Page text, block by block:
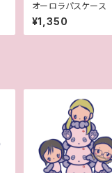
オーロラパスケース
¥1,350